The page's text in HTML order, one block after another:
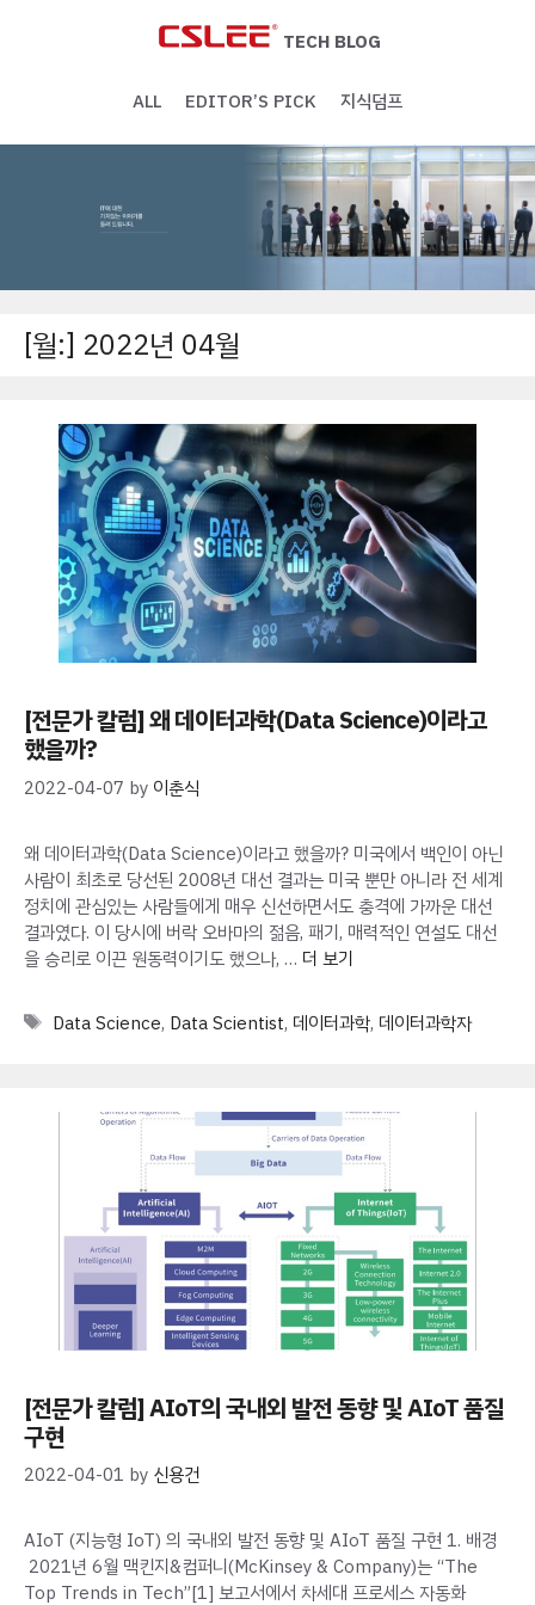
TECH BLOG
ALL EDITOR’S PICK 지식덤프
[월:] 2022년 04월
[전문가 칼럼] 왜 데이터과학(Data Science)이라고
했을까?
2022-04-07 by 이춘식
왜 데이터과학(Data Science)이라고 했을까? 미국에서 백인이 아닌
사람이 최초로 당선된 2008년 대선 결과는 미국 뿐만 아니라 전 세계
정치에 관심있는 사람들에게 매우 신선하면서도 충격에 가까운 대선
결과였다. 이 당시에 버락 오바마의 젊음, 패기, 매력적인 연설도 대선
을 승리로 이끈 원동력이기도 했으나, … 더 보기
Tags
Data Science, Data Scientist, 데이터과학, 데이터과학자
[전문가 칼럼] AIoT의 국내외 발전 동향 및 AIoT 품질
구현
2022-04-01 by 신용건
AIoT (지능형 IoT) 의 국내외 발전 동향 및 AIoT 품질 구현 1. 배경
2021년 6월 맥킨지&컴퍼니(McKinsey & Company)는 “The
Top Trends in Tech”[1] 보고서에서 차세대 프로세스 자동화